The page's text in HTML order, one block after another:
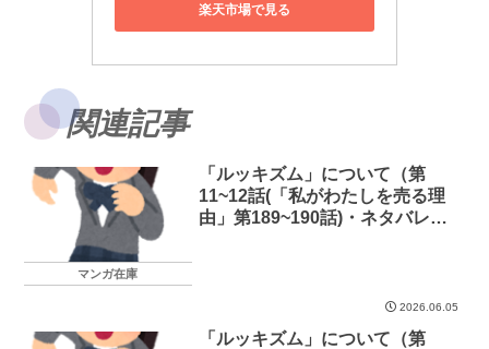
楽天市場で見る
関連記事
マンガ在庫
「ルッキズム」について（第
11~12話(「私がわたしを売る理
由」第189~190話)・ネタバレあ
2026.06.05
「ルッキズム」について（第